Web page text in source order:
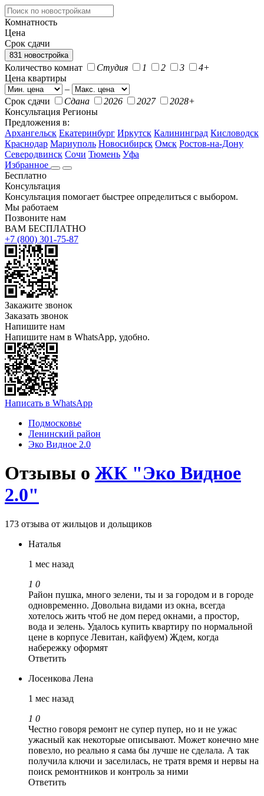
Комнатность
Цена
Срок сдачи
831 новостройка
Количество комнат Студия 1 2 3
4+
Цена квартиры
–
Срок сдачи
Сдана 2026 2027
2028+
Консультация Регионы
Предложения в:
Архангельск Екатеринбург Иркутск Калининград Кисловодск
Краснодар Мариуполь Новосибирск Омск Ростов-на-Дону
Северодвинск Сочи Тюмень Уфа
Избранное
Бесплатно
Консультация
Консультация помогает быстрее определиться с выбором.
Мы работаем
Позвоните нам
ВАМ БЕСПЛАТНО
+7 (800) 301-75-87
Закажите звонок
Заказать звонок
Напишите нам
Напишите нам в WhatsApp, удобно.
Написать в WhatsApp
Подмосковье
Ленинский район
Эко Видное 2.0
Отзывы о ЖК "Эко Видное
2.0"
173 отзыва от жильцов и дольщиков
Наталья
1 мес назад
1 0
Район пушка, много зелени, ты и за городом и в городе
одновременно. Довольна видами из окна, всегда
хотелось жить чтоб не дом перед окнами, а простор,
вода и зелень. Удалось купить квартиру по нормальной
цене в корпусе Левитан, кайфуем) Ждем, когда
набережку оформят
Ответить
Лосенкова Лена
1 мес назад
1 0
Честно говоря ремонт не супер пупер, но и не ужас
ужасный как некоторые описывают. Может конечно мне
повезло, но реально я сама бы лучше не сделала. А так
получила ключи и заселилась, не тратя время и нервы на
поиск ремонтников и контроль за ними
Ответить